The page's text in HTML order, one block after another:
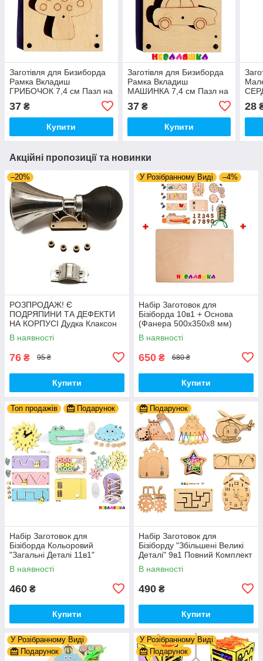
Заготівля для Бизиборда
Рамка Вкладиш
ГРИБОЧОК 7,4 см Пазл на
Резинці Сортер Вкладиш
для бізіборда
37 ₴
Купити
Заготівля для Бизиборда
Рамка Вкладиш
МАШИНКА 7,4 см Пазл на
Резинці Сортер Вкладиш
для бізіборда
37₴
Купити
28
Акційні пропозиції та новинки
–20%
РОЗПРОДАЖ! Є
ПОДРЯПИНИ ТА ДЕФЕКТИ
НА КОРПУСІ Дудка Клаксон
для Велосипедів 14 см Фа-
Фа Пластик + Гума
В наявності
76 ₴ 95 ₴
Купити
У Розібранному Виді –4%
Набір Заготовок для
Бізіборда 10в1 + Основа
(Фанера 500x350x8 мм)
Базові Деталі, Весь Комплект
- Собери Сам
В наявності
650 ₴ 680 ₴
Купити
Топ продажів Подарунок
Набір Заготовок для
Бізіборда Кольоровий
"Загальні Деталі 11в1"
Базовий Комплект (+Клей,
Шурупи) Набiр Заготівель
В наявності
460 ₴
Купити
Подарунок
Набір Заготовок для
Бізіборду "Збільшені Великі
Деталі" 9в1 Повний Комплект
+ Всі Кріплення
В наявності
490 ₴
Купити
У Розібранному Виді
Подарунок
У Розібранному Виді
Подарунок